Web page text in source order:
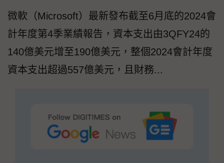
微軟（Microsoft）最新發布截至6月底的2024會
計年度第4季業績報告，資本支出由3QFY24的
140億美元增至190億美元，整個2024會計年度
資本支出超過557億美元，且財務...